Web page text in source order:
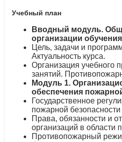
Учебный план
Вводный модуль.
организации обучения
Цель, задачи и
Актуальность курса.
Организация учебного
занятий.
Модуль 1.
обеспечения
Государственное
пожарной безопасности
Права, обязанности и
организаций в области
Противопожарный